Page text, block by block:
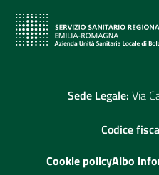
Sede Legale: Via
Codice
Cookie policyAlbo